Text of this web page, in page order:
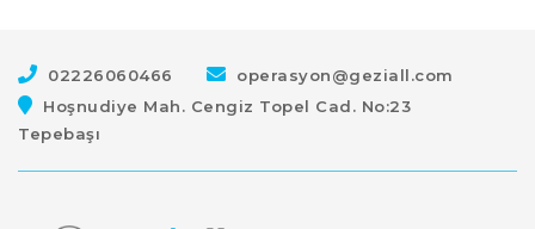
02226060466
operasyon@geziall.com
Hoşnudiye Mah. Cengiz Topel Cad. No:23
Tepebaşı